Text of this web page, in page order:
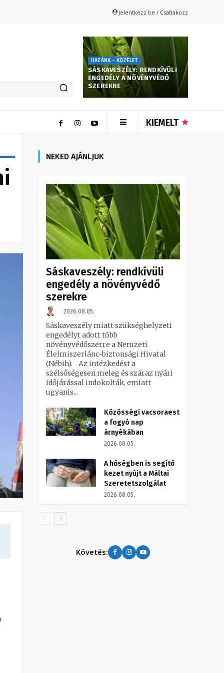
Jelentkezz be / Csatlakozz
HAZÁNK - KÖZÉLET
SÁSKAVESZÉLY: RENDKÍVÜLI
ENGEDÉLY A NÖVÉNYVÉDŐ
SZEREKRE
KIEMELT
NEKED AJÁNLJUK
Sáskaveszély: rendkívüli
engedély a növényvédő
szerekre
2026.08.05.
Sáskaveszély miatt szükséghelyzeti
engedélyt adott több
növényvédőszerre a Nemzeti
Élelmiszerlánc-biztonsági Hivatal
(Nébih). Az intézkedést a
szélsőségesen meleg és száraz nyári
időjárással indokolták, emiatt
ugyanis...
Közösségi vacsoraest
a fogyó nap
árnyékában
2026.08.05.
A hőségben is segítő
kezet nyújt a Máltai
Szeretetszolgálat
2026.08.05.
Követés: